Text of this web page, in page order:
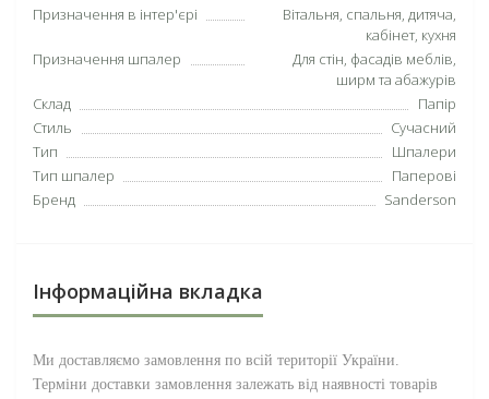
Призначення в інтер'єрі
Вітальня, спальня, дитяча,
кабінет, кухня
Призначення шпалер
Для стін, фасадів меблів,
ширм та абажурів
Склад
Папір
Стиль
Сучасний
Тип
Шпалери
Тип шпалер
Паперові
Бренд
Sanderson
Інформаційна вкладка
Ми доставляємо замовлення по всій території України.
Терміни доставки замовлення залежать від наявності товарів